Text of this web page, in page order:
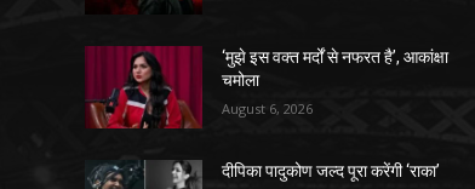
‘मुझे इस वक्त मर्दों से नफरत है’, आकांक्षा
चमोला
August 6, 2026
दीपिका पादुकोण जल्द पूरा करेंगी ‘राका’